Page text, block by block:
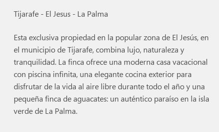
Tijarafe - El Jesus - La Palma
Esta exclusiva propiedad en la popular zona de El Jesús, en
el municipio de Tijarafe, combina lujo, naturaleza y
tranquilidad. La finca ofrece una moderna casa vacacional
con piscina infinita, una elegante cocina exterior para
disfrutar de la vida al aire libre durante todo el año y una
pequeña finca de aguacates: un auténtico paraíso en la isla
verde de La Palma.